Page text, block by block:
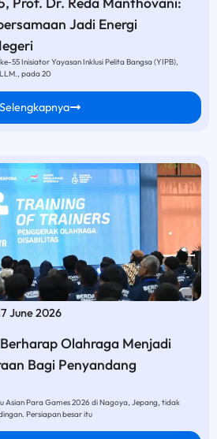
Jadi Energi
55 Inisiator Yayasan Inklusi Pelita Bangsa (YIPB),
pada 20
Selengkapnya
June 2026
Olahraga Menjadi
Bagi Penyandang
Asian Para Games 2026 di Nagoya, Jepang, tidak
Persiapan besar itu